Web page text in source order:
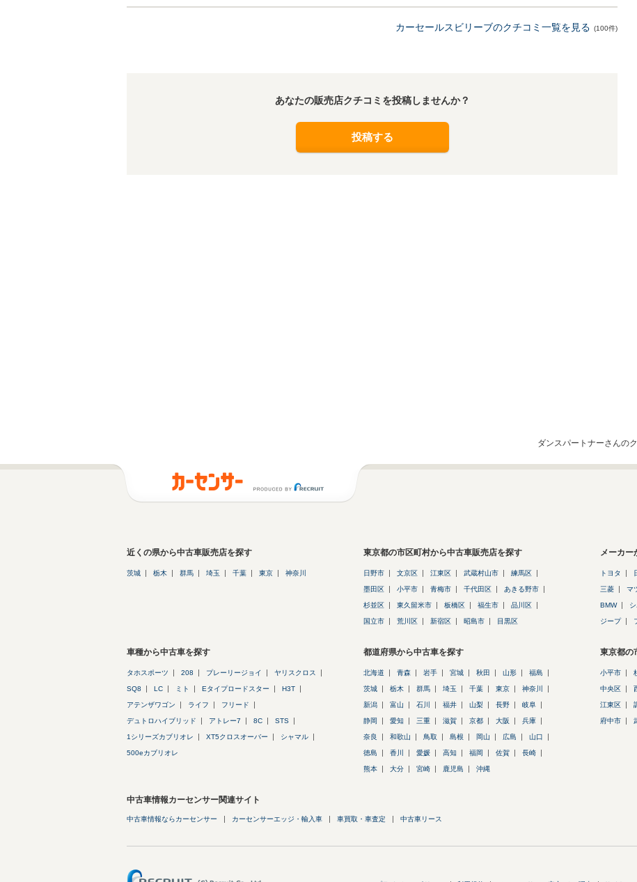
カーセールスビリーブのクチコミ一覧を見る (100件)
あなたの販売店クチコミを投稿しませんか？
投稿する
ダンスパートナーさんの
近くの県から中古車販売店を探す
茨城 栃木 群馬 埼玉 千葉 東京 神奈川
東京都の市区町村から中古車販売店を探す
日野市 文京区 江東区 武蔵村山市 練馬区
墨田区 小平市 青梅市 千代田区 あきる野市
杉並区 東久留米市 板橋区 福生市 品川区
国立市 荒川区 新宿区 昭島市 目黒区
メーカー
トヨタ
三菱 マ
BMW
ジープ
車種から中古車を探す
タホスポーツ 208 プレーリージョイ ヤリスクロス
SQ8 LC ミト Eタイプロードスター H3T
アテンザワゴン ライフ フリード
デュトロハイブリッド アトレー7 8C STS
1シリーズカブリオレ XT5クロスオーバー シャマル
500eカブリオレ
都道府県から中古車を探す
北海道 青森 岩手 宮城 秋田 山形 福島
茨城 栃木 群馬 埼玉 千葉 東京 神奈川
新潟 富山 石川 福井 山梨 長野 岐阜
静岡 愛知 三重 滋賀 京都 大阪 兵庫
奈良 和歌山 鳥取 島根 岡山 広島 山口
徳島 香川 愛媛 高知 福岡 佐賀 長崎
熊本 大分 宮崎 鹿児島 沖縄
東京都の
小平市
中央区
江東区
府中市
中古車情報カーセンサー関連サイト
中古車情報ならカーセンサー カーセンサーエッジ・輸入車 車買取・車査定 中古車リース